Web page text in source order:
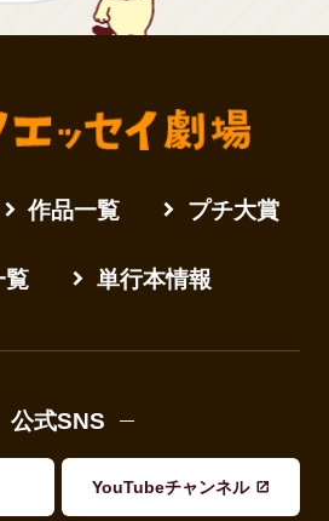
作品一覧 プチ大賞
覧 単行本情報
公式SNS
YouTubeチャンネル